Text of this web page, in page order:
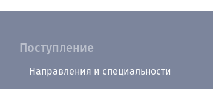
Поступление
Направления и специальности